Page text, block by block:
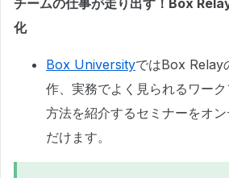
チームの仕事が走り出す！Box
化
Box UniversityではBox Relay
作、実務でよく見られるワー
方法を紹介するセミナーをオ
だけます。